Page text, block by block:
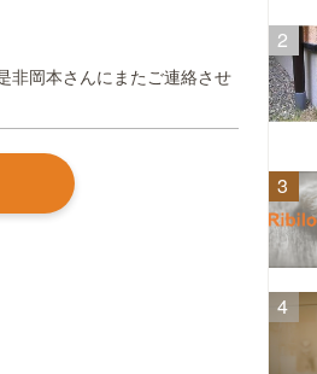
非岡本さんにまたご連絡させ